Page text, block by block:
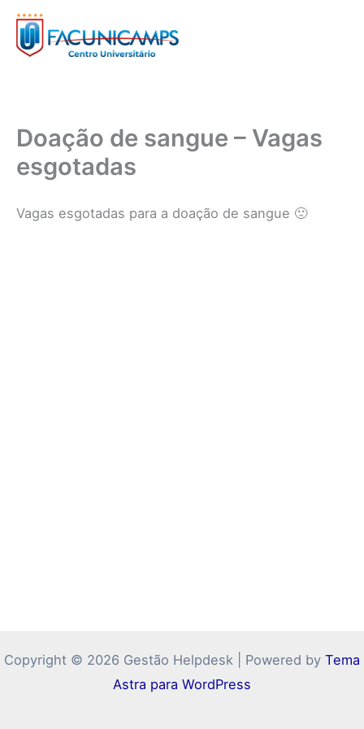
para
Doação de sangue – Vagas
esgotadas
Vagas esgotadas para a doação de sangue 🙁
Copyright © 2026 Gestão Helpdesk | Powered by Tema
Astra para WordPress